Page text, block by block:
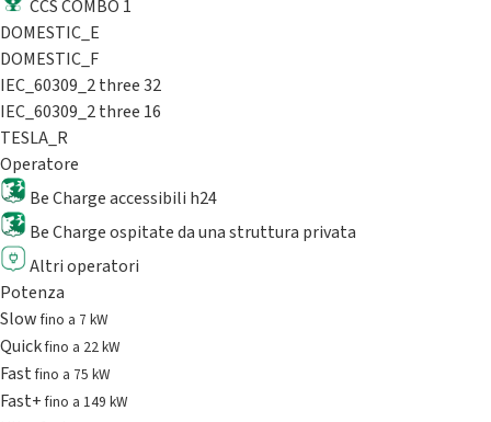
CCS COMBO 1
DOMESTIC_E
DOMESTIC_F
IEC_60309_2 three 32
IEC_60309_2 three 16
TESLA_R
Operatore
Be Charge accessibili h24
Be Charge ospitate da una struttura privata
Altri operatori
Potenza
Slowfino a 7 kW
Quickfino a 22 kW
Fastfino a 75 kW
Fast+fino a 149 kW